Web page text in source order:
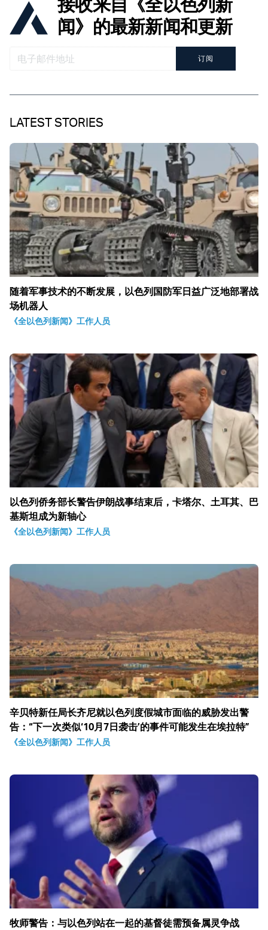
闻》的最新新闻和更新
订阅
LATEST STORIES
随着军事技术的不断发展，以色列国防军日益广泛地部署战
场机器人
《全以色列新闻》工作人员
以色列侨务部长警告伊朗战事结束后，卡塔尔、土耳其、巴
基斯坦成为新轴心
《全以色列新闻》工作人员
辛贝特新任局长齐尼就以色列度假城市面临的威胁发出警
告：“下一次类似‘10月7日袭击’的事件可能发生在埃拉特”
《全以色列新闻》工作人员
牧师警告：与以色列站在一起的基督徒需预备属灵争战